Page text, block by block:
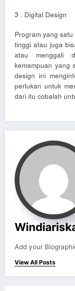
3 . Digital Design
Program yang
tinggi atau juga
atau menggali
kemampuan yang
design ini
perlukan untuk
dari itu cobalah
Add your
View All Posts